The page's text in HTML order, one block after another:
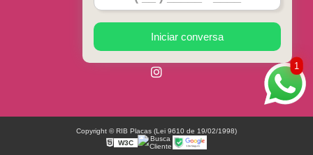
1
Iniciar conversa
Copyright © RIB Placas (Lei 9610 de 19/02/1998)
W3C